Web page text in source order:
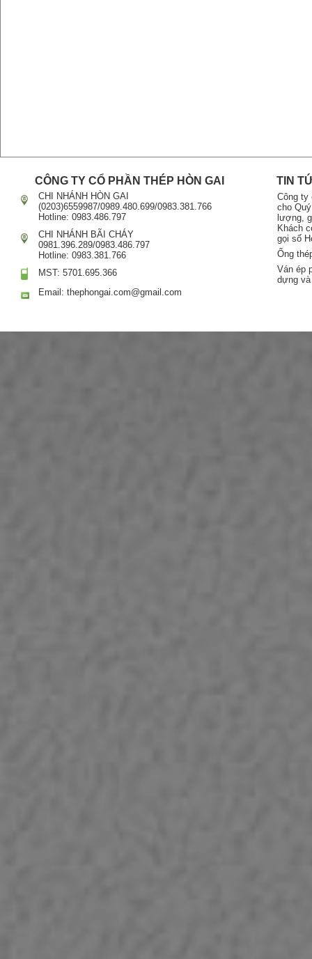
CÔNG TY CỔ PHẦN THÉP HÒN GAI
CHI NHÁNH HÒN GAI
(0203)6559987/0989.480.699/0983.381.766
Hotline: 0983.486.797
CHI NHÁNH BÃI CHÁY
0981.396.289/0983.486.797
Hotline: 0983.381.766
MST: 5701.695.366
Email: thephongai.com@gmail.com
TIN
Công ty
cho
lượng,
Khách
gọi số
Ống
Ván ép
dựng